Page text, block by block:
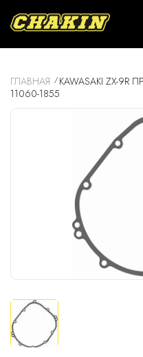
ГЛАВНАЯ
KAWASAKI ZX-
11060-1855